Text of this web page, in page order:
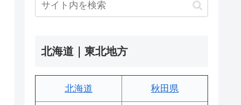
北海道｜東北地方
北海道 秋田県